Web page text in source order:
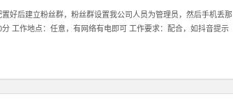
好后建立粉丝群，粉丝群设置我公司人员为管理员，然后手机丢那
工作地点：任意，有网络有电即可 工作要求：配合，如抖音提示